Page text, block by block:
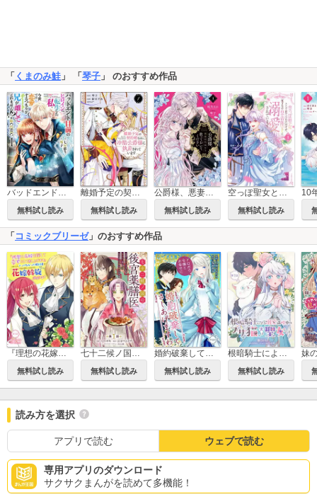
「 くまのみ鮭 」 「琴子 」 のおすすめ作品
バッドエンド目前のヒロインに転生した私、今世では恋愛するつもりがチートな兄が離してくれません!?@COMIC
無料試し読み
離婚予定の契約婚なのに、冷酷公爵様に執着されています
無料試し読み
公爵様、悪妻の私はもう放っておいてください
無料試し読み
空っぽ聖女として捨てられたはずが、嫁ぎ先の皇帝陛下に溺愛されています
無料試し読み
「 コミックブリーゼ」のおすすめ作品
『理想の花嫁を探して幸せにして差し上げます』と言ったら、そっけなかった婚約者が何故か関わってきますが、花嫁斡旋頑張ります
無料試し読み
七十二候ノ国の後宮薬膳医 ～見習い陶仙女ですが、もふもふ達とお妃様の問題を解決します～
無料試し読み
婚約破棄してさしあげますわ ～ドロボウ令嬢とお幸せに～
無料試し読み
根暗騎士による溺愛満喫中のブサ猫、実は聖女です！
無料試し読み
読み方を選択
アプリで読む ウェブで読む
専用アプリのダウンロード
サクサクまんがを読めて多機能！